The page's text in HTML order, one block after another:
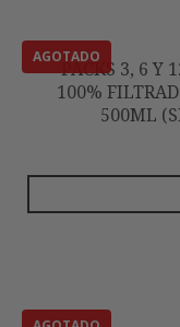
PACKS 3, 6 Y
100%
500ML